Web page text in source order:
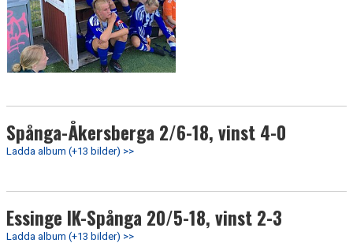
Spånga-Åkersberga 2/6-18, vinst 4-0
Ladda album (+13 bilder) >>
Essinge IK-Spånga 20/5-18, vinst 2-3
Ladda album (+13 bilder) >>